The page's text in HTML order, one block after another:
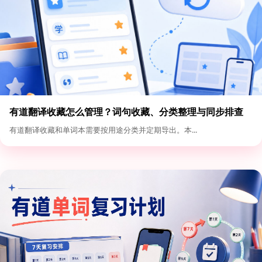
有道翻译收藏怎么管理？词句收藏、分类整理与同步排查
有道翻译收藏和单词本需要按用途分类并定期导出。本...